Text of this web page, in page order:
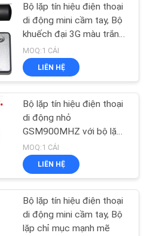
Bộ lặp tín hiệu điện thoại
di động mini cầm tay, Bộ
khuếch đại 3G màu trắng
cho du lịch
MOQ:1 CÁI
LIÊN HỆ
Bộ lặp tín hiệu điện thoại
di động nhỏ
GSM900MHZ với bộ lặp
nguồn điện
MOQ:1 CÁI
LIÊN HỆ
Bộ lặp tín hiệu điện thoại
di động mini cầm tay, Bộ
lặp chỉ mục mạnh mẽ